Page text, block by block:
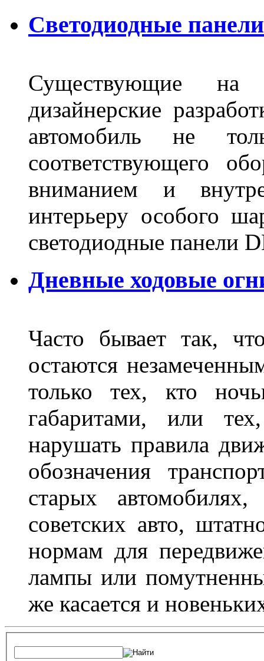
Светодиодные
Существующие
дизайнерские
автомобиль не
соответствующего
вниманием и
интерьеру особого
светодиодные панели
Дневные ходовые
Часто бывает так,
остаются
только тех, кто
габаритами, или
нарушать правила
обозначения
старых
советских авто,
нормам для
лампы или
же касается и